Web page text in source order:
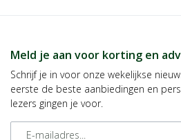
Meld je aan voor korting en
Schrijf je in voor onze wekelijkse
eerste de beste aanbiedingen en
lezers gingen je voor.
E-mailadres